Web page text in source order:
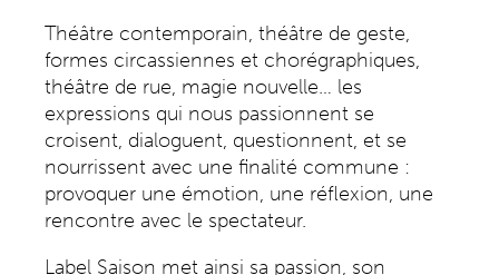
Théâtre contemporain, théâtre de geste,
formes circassiennes et chorégraphiques,
théâtre de rue, magie nouvelle… les
expressions qui nous passionnent se
croisent, dialoguent, questionnent, et se
nourrissent avec une finalité commune :
provoquer une émotion, une réflexion, une
rencontre avec le spectateur.
Label Saison met ainsi sa passion, son